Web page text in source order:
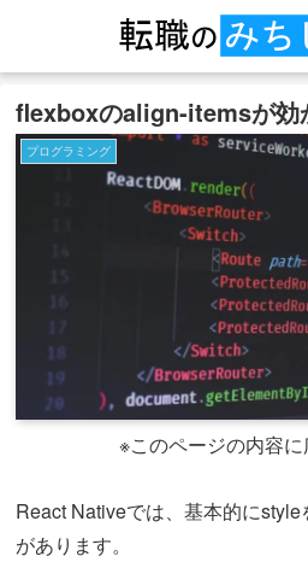
flexboxのalign-itemsが効
プログラミング
※このページの内容に
React Nativeでは、基本的に
があります。